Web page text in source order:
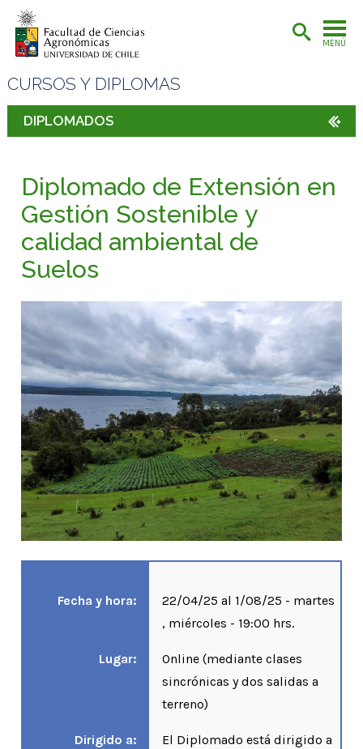
MENÚ
CURSOS Y DIPLOMAS
DIPLOMADOS
Diplomado de Extensión en
Gestión Sostenible y
calidad ambiental de
Suelos
Fecha y hora:
22/04/25 al 1/08/25 - martes
, miércoles - 19:00 hrs.
Lugar:
Online (mediante clases
sincrónicas y dos salidas a
terreno)
Dirigido a:
El Diplomado está dirigido a